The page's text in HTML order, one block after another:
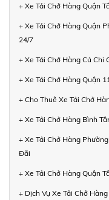
+ Xe Tải Chở Hàng Quận
+ Xe Tải Chở Hàng Quận
24/7
+ Xe Tải Chở Hàng Củ Chi
+ Xe Tải Chở Hàng Quận
+ Cho Thuê Xe Tải Chở
+ Xe Tải Chở Hàng Bình
+ Xe Tải Chở Hàng
Đãi
+ Xe Tải Chở Hàng Quận
+ Dịch Vụ Xe Tải Chở